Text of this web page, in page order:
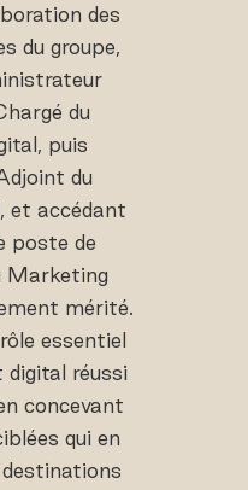
des
du groupe,
du
puis
du
et accédant
poste de
Marketing
mérité.
essentiel
digital réussi
concevant
qui en